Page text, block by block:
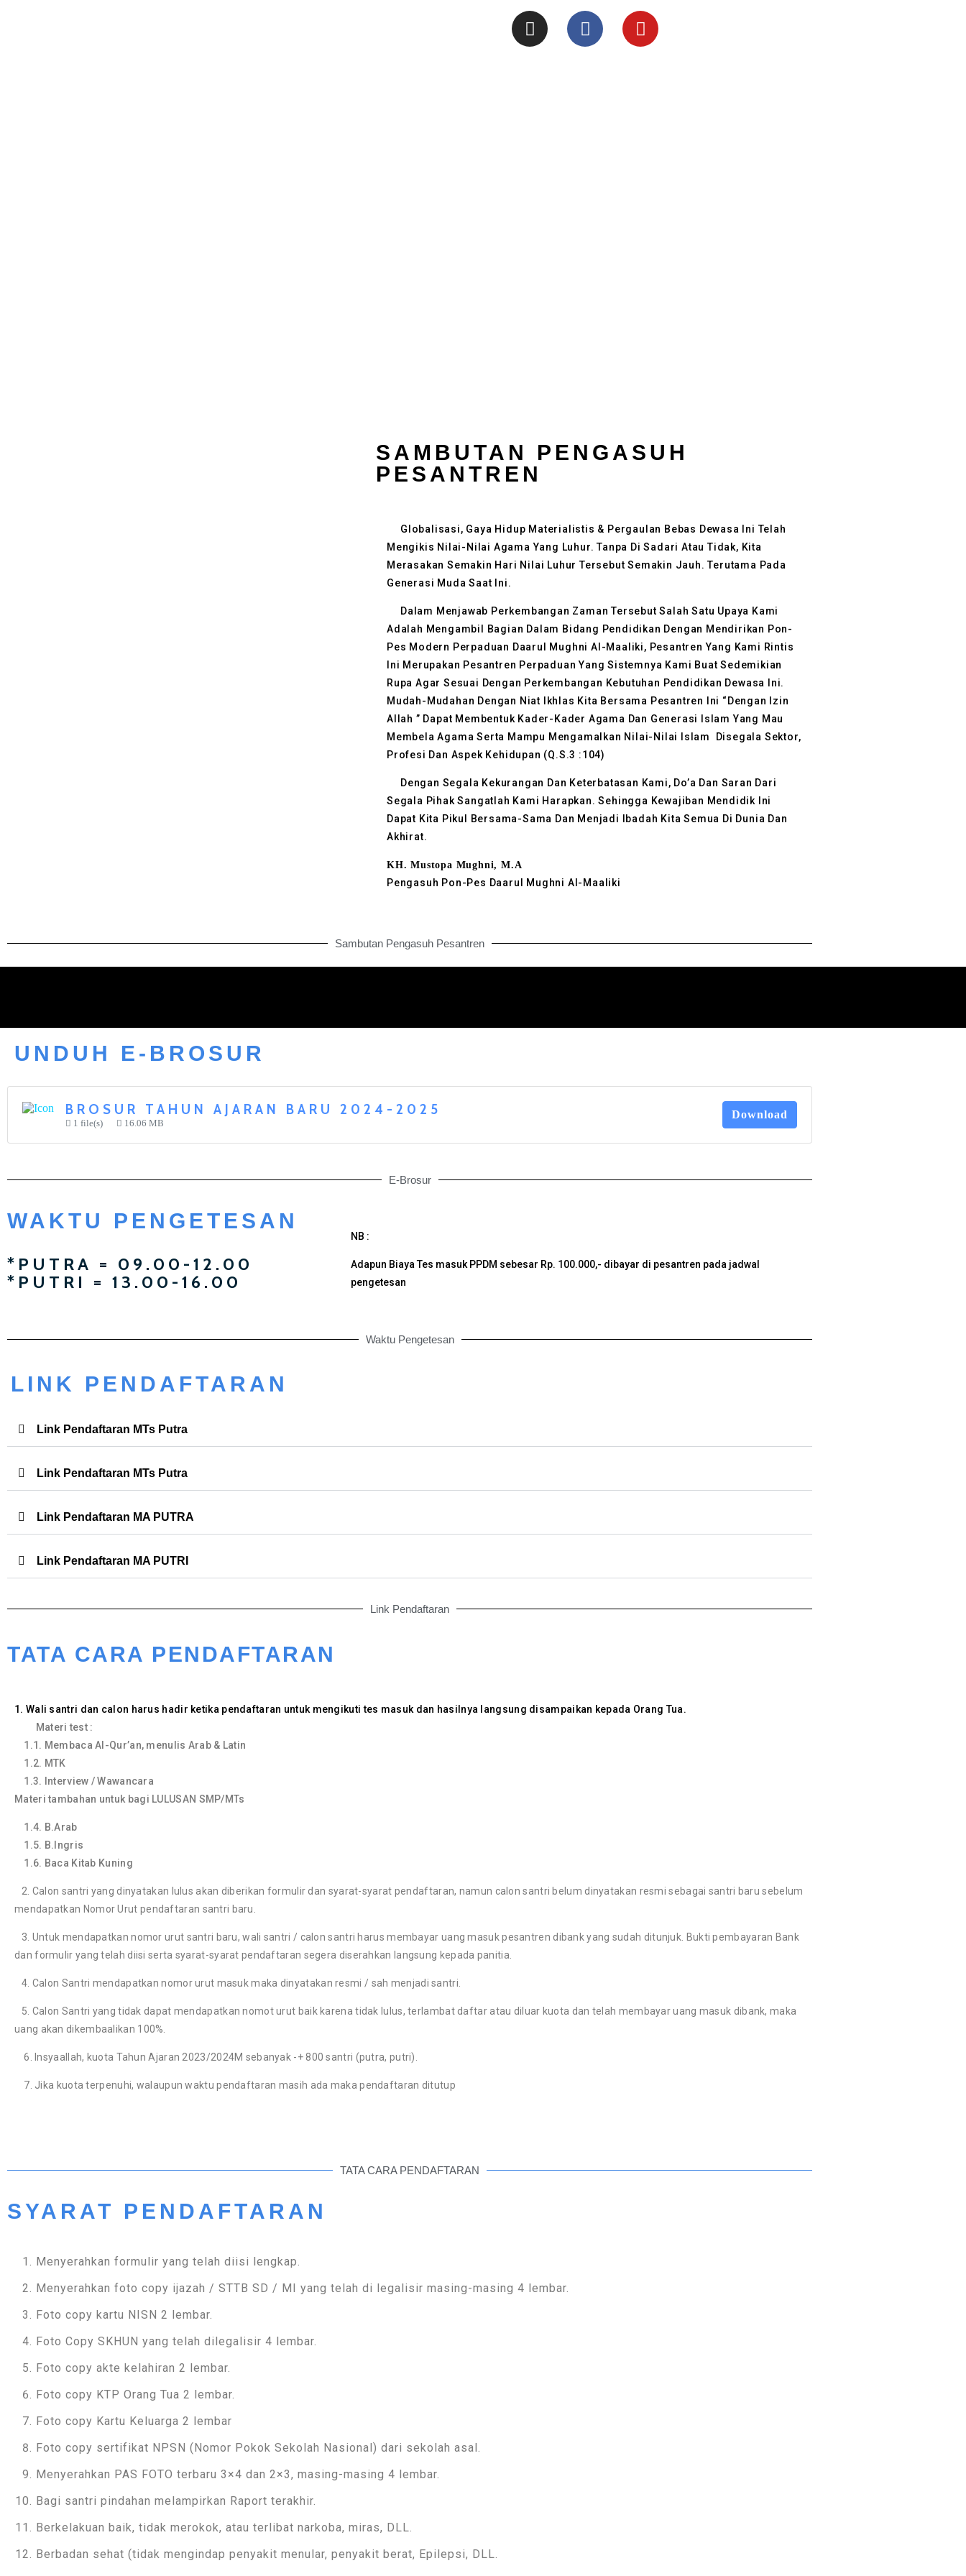
SAMBUTAN PENGASUH
PESANTREN​
Globalisasi, Gaya Hidup Materialistis & Pergaulan Bebas Dewasa Ini Telah
Mengikis Nilai-Nilai Agama Yang Luhur. Tanpa Di Sadari Atau Tidak, Kita
Merasakan Semakin Hari Nilai Luhur Tersebut Semakin Jauh. Terutama Pada
Generasi Muda Saat Ini.
Dalam Menjawab Perkembangan Zaman Tersebut Salah Satu Upaya Kami
Adalah Mengambil Bagian Dalam Bidang Pendidikan Dengan Mendirikan Pon-
Pes Modern Perpaduan Daarul Mughni Al-Maaliki, Pesantren Yang Kami Rintis
Ini Merupakan Pesantren Perpaduan Yang Sistemnya Kami Buat Sedemikian
Rupa Agar Sesuai Dengan Perkembangan Kebutuhan Pendidikan Dewasa Ini.
Mudah-Mudahan Dengan Niat Ikhlas Kita Bersama Pesantren Ini “dengan Izin
Allah ” Dapat Membentuk Kader-Kader Agama Dan Generasi Islam Yang Mau
Membela Agama Serta Mampu Mengamalkan Nilai-Nilai Islam Disegala Sektor,
Profesi Dan Aspek Kehidupan (Q.s.3 :104)
Dengan Segala Kekurangan Dan Keterbatasan Kami, Do’a Dan Saran Dari
Segala Pihak Sangatlah Kami Harapkan. Sehingga Kewajiban Mendidik Ini
Dapat Kita Pikul Bersama-Sama Dan Menjadi Ibadah Kita Semua Di Dunia Dan
Akhirat.
KH. Mustopa Mughni, M.A
Pengasuh Pon-Pes Daarul Mughni Al-Maaliki
Sambutan Pengasuh Pesantren​
UNDUH E-BROSUR
BROSUR TAHUN AJARAN BARU 2024-2025
1 file(s) 16.06 MB
Download
E-Brosur
WAKTU PENGETESAN
*PUTRA = 09.00-12.00
*PUTRI = 13.00-16.00
NB :
Adapun Biaya Tes masuk PPDM sebesar Rp. 100.000,- dibayar di pesantren pada jadwal
pengetesan
Waktu Pengetesan
LINK PENDAFTARAN
Link Pendaftaran MTs Putra
Link Pendaftaran MTs Putra
Link Pendaftaran MA PUTRA
Link Pendaftaran MA PUTRI
Link Pendaftaran
TATA CARA PENDAFTARAN
1. Wali santri dan calon harus hadir ketika pendaftaran untuk mengikuti tes masuk dan hasilnya langsung disampaikan kepada Orang Tua.
Materi test :
1.1. Membaca Al-Qur’an, menulis Arab & Latin
1.2. MTK
1.3. Interview / Wawancara
Materi tambahan untuk bagi LULUSAN SMP/MTs
1.4. B.Arab
1.5. B.Ingris
1.6. Baca Kitab Kuning
2. Calon santri yang dinyatakan lulus akan diberikan formulir dan syarat-syarat pendaftaran, namun calon santri belum dinyatakan resmi sebagai santri baru sebelum
mendapatkan Nomor Urut pendaftaran santri baru.
3. Untuk mendapatkan nomor urut santri baru, wali santri / calon santri harus membayar uang masuk pesantren dibank yang sudah ditunjuk. Bukti pembayaran Bank
dan formulir yang telah diisi serta syarat-syarat pendaftaran segera diserahkan langsung kepada panitia.
4. Calon Santri mendapatkan nomor urut masuk maka dinyatakan resmi / sah menjadi santri.
5. Calon Santri yang tidak dapat mendapatkan nomot urut baik karena tidak lulus, terlambat daftar atau diluar kuota dan telah membayar uang masuk dibank, maka
uang akan dikembaalikan 100%.
6. Insyaallah, kuota Tahun Ajaran 2023/2024M sebanyak -+ 800 santri (putra, putri).
7. Jika kuota terpenuhi, walaupun waktu pendaftaran masih ada maka pendaftaran ditutup
TATA CARA PENDAFTARAN
SYARAT PENDAFTARAN
Menyerahkan formulir yang telah diisi lengkap.
Menyerahkan foto copy ijazah / STTB SD / MI yang telah di legalisir masing-masing 4 lembar.
Foto copy kartu NISN 2 lembar.
Foto Copy SKHUN yang telah dilegalisir 4 lembar.
Foto copy akte kelahiran 2 lembar.
Foto copy KTP Orang Tua 2 lembar.
Foto copy Kartu Keluarga 2 lembar
Foto copy sertifikat NPSN (Nomor Pokok Sekolah Nasional) dari sekolah asal.
Menyerahkan PAS FOTO terbaru 3×4 dan 2×3, masing-masing 4 lembar.
Bagi santri pindahan melampirkan Raport terakhir.
Berkelakuan baik, tidak merokok, atau terlibat narkoba, miras, DLL.
Berbadan sehat (tidak mengindap penyakit menular, penyakit berat, Epilepsi, DLL.